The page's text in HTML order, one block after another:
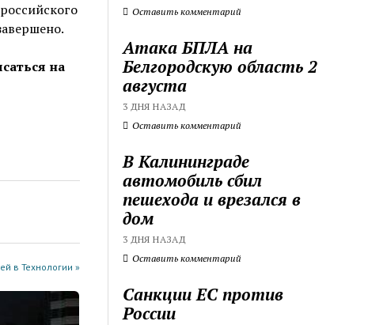
на
в Технологии »
Оставить комментарий
Атака БПЛА на
Белгородскую область 2
августа
3 ДНЯ НАЗАД
Оставить комментарий
В Калининграде
автомобиль сбил
пешехода и врезался в
дом
3 ДНЯ НАЗАД
Оставить комментарий
Санкции ЕС против
России